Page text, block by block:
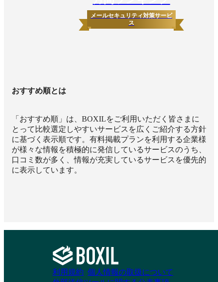
メールセキュリティ対策サービ
ス
おすすめ順とは
「おすすめ順」は、BOXILをご利用いただく皆さまに
とって比較選定しやすいサービスを広くご紹介する方針
に基づく表示順です。有料掲載プランを利用する企業様
が様々な情報を積極的に発信しているサービスのうち、
口コミ数が多く、情報が充実しているサービスを優先的
に表示しています。
利用規約 個人情報の取扱について